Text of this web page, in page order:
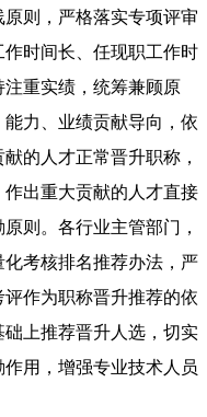
则，严格落实专项评审
时间长、任现职工作时
重实绩，统筹兼顾原
力、业绩贡献导向，依
的人才正常晋升职称，
出重大贡献的人才直接
则。各行业主管部门，
考核排名推荐办法，严
作为职称晋升推荐的依
上推荐晋升人选，切实
用，增强专业技术人员